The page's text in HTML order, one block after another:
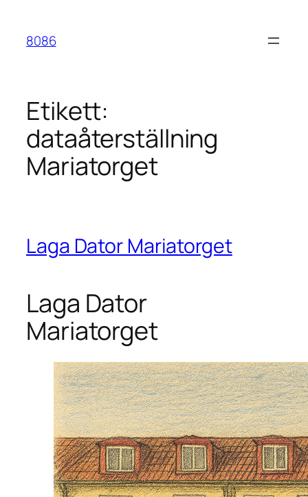
innehåll
8086
Etikett:
dataåterställning
Mariatorget
Laga Dator Mariatorget
Laga Dator
Mariatorget